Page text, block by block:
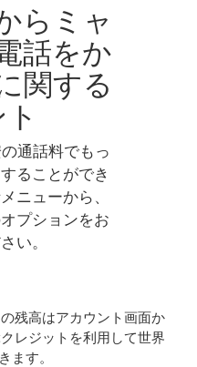
らミャ
話をか
関する
通話料でもっ
ることができ
ニューから、
プションをお
い。
残高はアカウント画面か
レジットを利用して世界
ます。